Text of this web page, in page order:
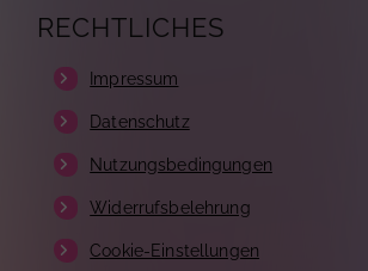
RECHTLICHES
Impressum
Datenschutz
Nutzungsbedingungen
Widerrufsbelehrung
Cookie-Einstellungen